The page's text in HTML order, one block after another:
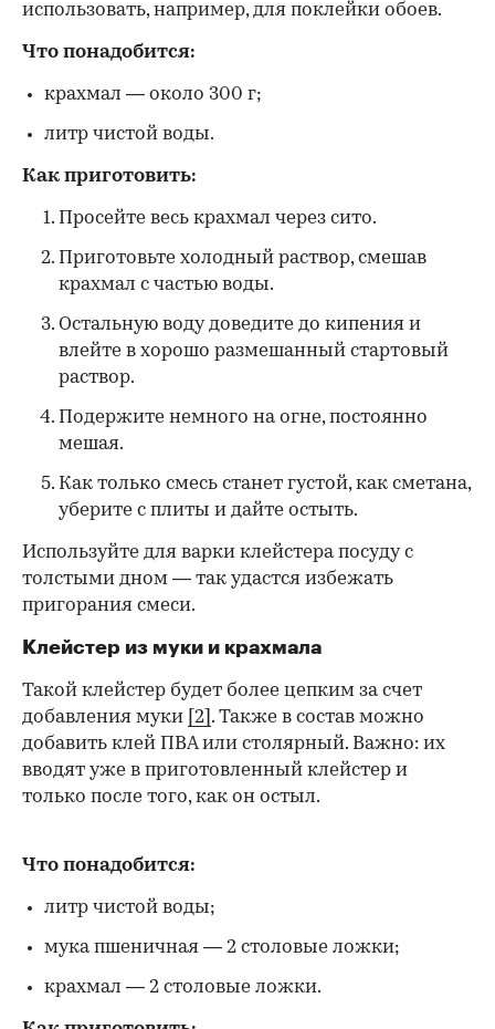
использовать, например, для поклейки обоев.
Что понадобится:
крахмал — около 300 г;
литр чистой воды.
Как приготовить:
Просейте весь крахмал через сито.
Приготовьте холодный раствор, смешав
крахмал с частью воды.
Остальную воду доведите до кипения и
влейте в хорошо размешанный стартовый
раствор.
Подержите немного на огне, постоянно
мешая.
Как только смесь станет густой, как сметана,
уберите с плиты и дайте остыть.
Используйте для варки клейстера посуду с
толстыми дном — так удастся избежать
пригорания смеси.
Клейстер из муки и крахмала
Такой клейстер будет более цепким за счет
добавления муки [2] . Также в состав можно
добавить клей ПВА или столярный. Важно: их
вводят уже в приготовленный клейстер и
только после того, как он остыл.
Что понадобится:
литр чистой воды;
мука пшеничная — 2 столовые ложки;
крахмал — 2 столовые ложки.